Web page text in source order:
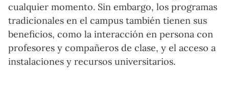
cualquier momento. Sin embargo, los programas
tradicionales en el campus también tienen sus
beneficios, como la interacción en persona con
profesores y compañeros de clase, y el acceso a
instalaciones y recursos universitarios.